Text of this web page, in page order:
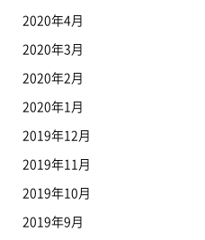
2020年4月
2020年3月
2020年2月
2020年1月
2019年12月
2019年11月
2019年10月
2019年9月